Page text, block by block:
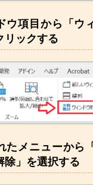
ウ項目から「ウ
リックする
たメニューから
除」を選択する